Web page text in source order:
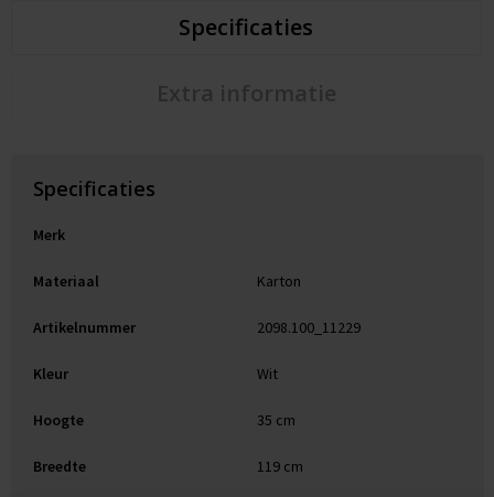
Specificaties
Specificaties
Merk
Materiaal Karton
Artikelnummer 2098.100_11229
Kleur Wit
Hoogte 35 cm
Breedte 119 cm